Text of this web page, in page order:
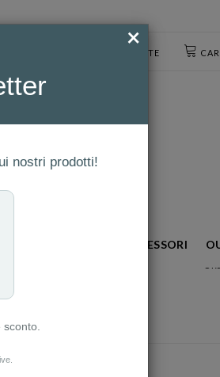
ACCESSO UTENTE
ACCESSORI
×
nostri prodotti!